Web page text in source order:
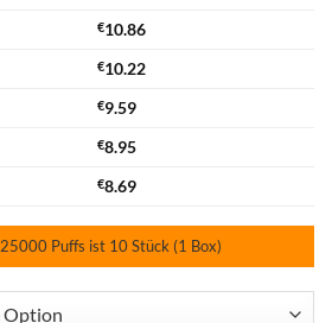
€10.86
€10.22
€9.59
€8.95
€8.69
Puffs ist 10 Stück (1 Box)